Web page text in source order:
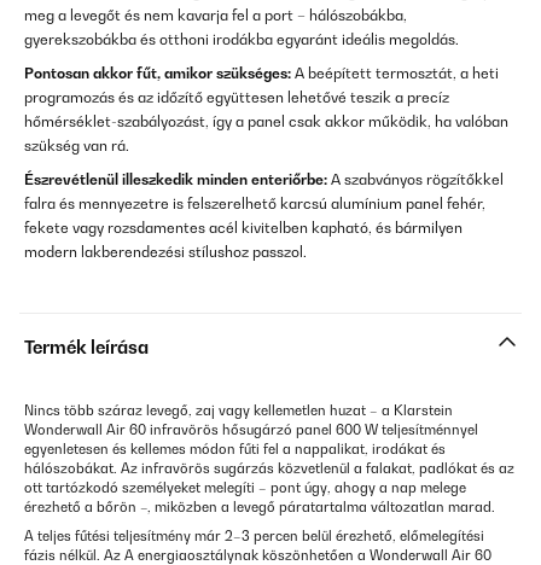
meg a levegőt és nem kavarja fel a port – hálószobákba,
gyerekszobákba és otthoni irodákba egyaránt ideális megoldás.
Pontosan akkor fűt, amikor szükséges: A beépített termosztát, a heti
programozás és az időzítő együttesen lehetővé teszik a precíz
hőmérséklet-szabályozást, így a panel csak akkor működik, ha valóban
szükség van rá.
Észrevétlenül illeszkedik minden enteriőrbe: A szabványos rögzítőkkel
falra és mennyezetre is felszerelhető karcsú alumínium panel fehér,
fekete vagy rozsdamentes acél kivitelben kapható, és bármilyen
modern lakberendezési stílushoz passzol.
Termék leírása
Nincs több száraz levegő, zaj vagy kellemetlen huzat – a Klarstein
Wonderwall Air 60 infravörös hősugárzó panel 600 W teljesítménnyel
egyenletesen és kellemes módon fűti fel a nappalikat, irodákat és
hálószobákat. Az infravörös sugárzás közvetlenül a falakat, padlókat és az
ott tartózkodó személyeket melegíti – pont úgy, ahogy a nap melege
érezhető a bőrön –, miközben a levegő páratartalma változatlan marad.
A teljes fűtési teljesítmény már 2–3 percen belül érezhető, előmelegítési
fázis nélkül. Az A energiaosztálynak köszönhetően a Wonderwall Air 60